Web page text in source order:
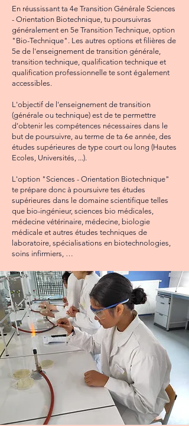
En réussissant ta 4e Transition Générale Sciences
- Orientation Biotechnique, tu poursuivras
généralement en 5e Transition Technique, option
"Bio-Technique". Les autres options et filières de
5e de l'enseignement de transition générale,
transition technique, qualification technique et
qualification professionnelle te sont également
accessibles.
L'objectif de l'enseignement de transition
(générale ou technique) est de te permettre
d'obtenir les compétences nécessaires dans le
but de poursuivre, au terme de ta 6e année, des
études supérieures de type court ou long (Hautes
Ecoles, Universités, ...).
L'option "Sciences - Orientation Biotechnique"
te prépare donc à poursuivre tes études
supérieures dans le domaine scientifique telles
que bio-ingénieur, sciences bio médicales,
médecine vétérinaire, médecine, biologie
médicale et autres études techniques de
laboratoire, spécialisations en biotechnologies,
soins infirmiers, …